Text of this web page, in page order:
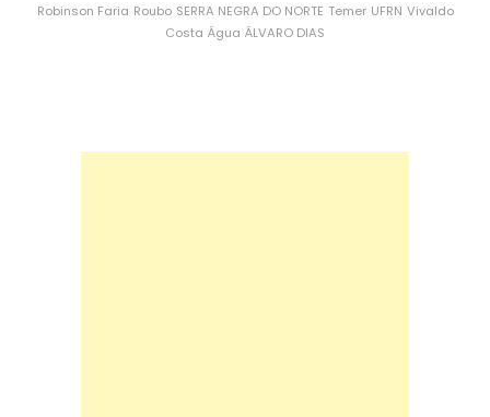
Robinson Faria Roubo SERRA NEGRA DO NORTE Temer UFRN Vivaldo
Costa Água ÁLVARO DIAS